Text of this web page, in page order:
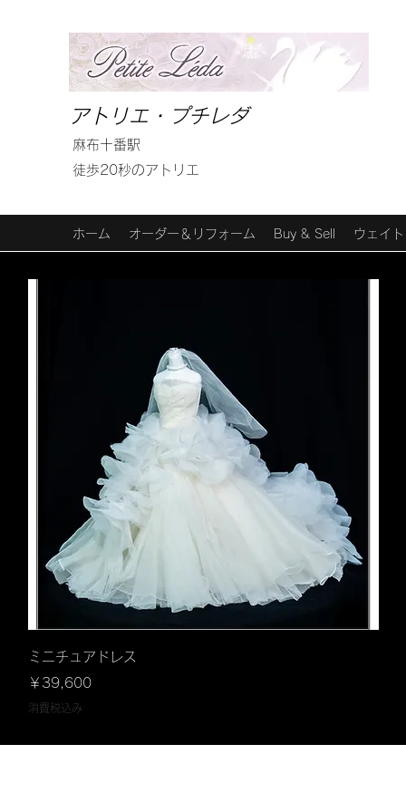
アトリエ・プチレダ
麻布十番駅
徒歩20秒のアトリエ
ホーム オーダー＆リフォーム Buy & Sell ウェイ
ミニチュアドレス
価格
￥39,600
消費税込み